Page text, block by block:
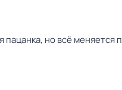
но всё меняется